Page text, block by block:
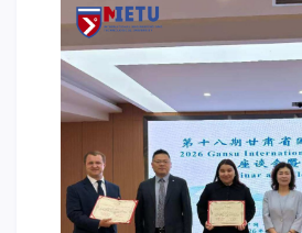
Напутствие
Международная программа АССА
Проживание и общежития
Кампус-тур
International studying
METU Courses